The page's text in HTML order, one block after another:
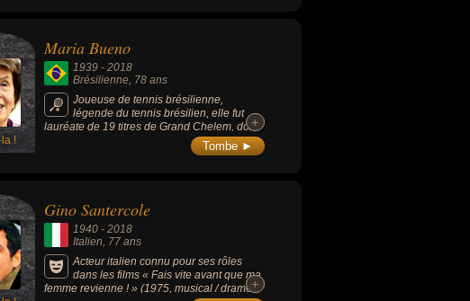
!
Maria Bueno
1939 -2018
Brésilienne, 78 ans
Joueuse de tennis brésilienne,
légende du tennis brésilien, elle fut
lauréate de 19 titres de Grand Chelem, dont
7 en simple. Maria Bueno a soulevé son
premier trophée majeur en 1958, remportant
trophées, dont 3 titres en simple à
Wimbledon (1959, 1960, 1964) et 4 à l'US
National Championship (1959, 1963, 1964,
1966), ancêtre de l'US Open. Numéro 1
mondiale à l'issue de 4 saisons (1959, 1960,
1964 et 1966), elle est entrée au Hall of
Fame du tennis en 1978.
+
+
Tombe ►
Gino Santercole
1940 -2018
Italien, 77 ans
Acteur italien connu pour ses rôles
dans les films « Fais vite avant que ma
femme revienne ! » (1975, musical / drame /
+
+